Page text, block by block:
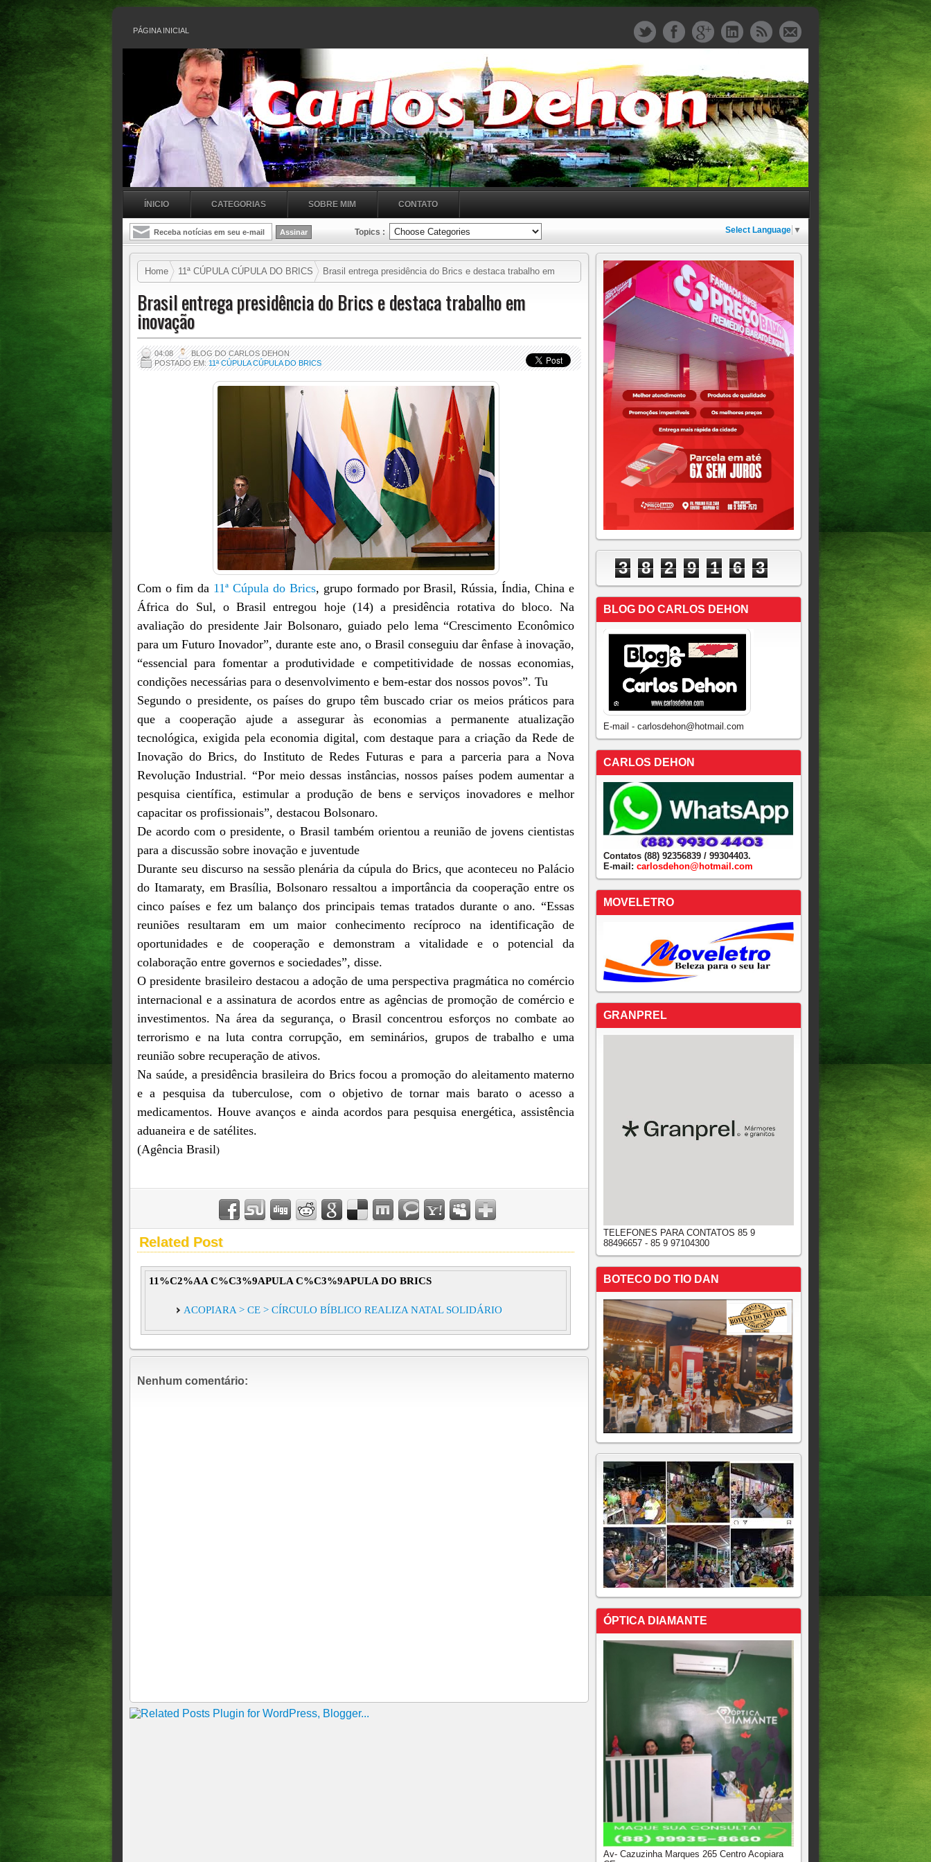
PÁGINA INICIAL
ÍNICIO CATEGORIAS SOBRE MIM CONTATO
Topics : Select Language ▼
Home 11ª CÚPULA CÚPULA DO BRICS
Brasil entrega presidência do Brics e destaca trabalho em
Brasil entrega presidência do Brics e destaca trabalho em
inovação
04:08
BLOG DO CARLOS DEHON
POSTADO EM:11ª CÚPULA CÚPULA DO BRICS
Com o fim da 11ª Cúpula do Brics, grupo formado por Brasil, Rússia, Índia, China e
África do Sul, o Brasil entregou hoje (14) a presidência rotativa do bloco. Na
avaliação do presidente Jair Bolsonaro, guiado pelo lema “Crescimento Econômico
para um Futuro Inovador”, durante este ano, o Brasil conseguiu dar ênfase à inovação,
“essencial para fomentar a produtividade e competitividade de nossas economias,
condições necessárias para o desenvolvimento e bem-estar dos nossos povos”. Tu
Segundo o presidente, os países do grupo têm buscado criar os meios práticos para
que a cooperação ajude a assegurar às economias a permanente atualização
tecnológica, exigida pela economia digital, com destaque para a criação da Rede de
Inovação do Brics, do Instituto de Redes Futuras e para a parceria para a Nova
Revolução Industrial. “Por meio dessas instâncias, nossos países podem aumentar a
pesquisa científica, estimular a produção de bens e serviços inovadores e melhor
capacitar os profissionais”, destacou Bolsonaro.
De acordo com o presidente, o Brasil também orientou a reunião de jovens cientistas
para a discussão sobre inovação e juventude
Durante seu discurso na sessão plenária da cúpula do Brics, que aconteceu no Palácio
do Itamaraty, em Brasília, Bolsonaro ressaltou a importância da cooperação entre os
cinco países e fez um balanço dos principais temas tratados durante o ano. “Essas
reuniões resultaram em um maior conhecimento recíproco na identificação de
oportunidades e de cooperação e demonstram a vitalidade e o potencial da
colaboração entre governos e sociedades”, disse.
O presidente brasileiro destacou a adoção de uma perspectiva pragmática no comércio
internacional e a assinatura de acordos entre as agências de promoção de comércio e
investimentos. Na área da segurança, o Brasil concentrou esforços no combate ao
terrorismo e na luta contra corrupção, em seminários, grupos de trabalho e uma
reunião sobre recuperação de ativos.
Na saúde, a presidência brasileira do Brics focou a promoção do aleitamento materno
e a pesquisa da tuberculose, com o objetivo de tornar mais barato o acesso a
medicamentos. Houve avanços e ainda acordos para pesquisa energética, assistência
aduaneira e de satélites.
(Agência Brasil)
Related Post
11%C2%AA C%C3%9APULA C%C3%9APULA DO BRICS
ACOPIARA > CE > CÍRCULO BÍBLICO REALIZA NATAL SOLIDÁRIO
Nenhum comentário:
3 8 2 9 1 6 3
BLOG DO CARLOS DEHON
E-mail - carlosdehon@hotmail.com
CARLOS DEHON
Contatos (88) 92356839 / 99304403.
E-mail: carlosdehon@hotmail.com
MOVELETRO
GRANPREL
TELEFONES PARA CONTATOS 85 9
88496657 - 85 9 97104300
BOTECO DO TIO DAN
ÓPTICA DIAMANTE
Av- Cazuzinha Marques 265 Centro Acopiara